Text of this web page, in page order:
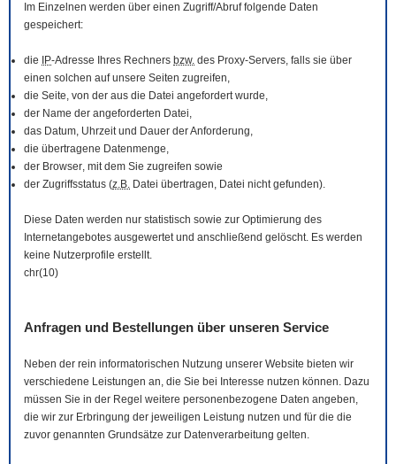
Im Einzelnen werden über einen Zugriff/Abruf folgende Daten
gespeichert:
die IP-Adresse Ihres Rechners bzw. des Proxy-Servers, falls sie über
einen solchen auf unsere Seiten zugreifen,
die Seite, von der aus die Datei angefordert wurde,
der Name der angeforderten Datei,
das Datum, Uhrzeit und Dauer der Anforderung,
die übertragene Datenmenge,
der Browser, mit dem Sie zugreifen sowie
der Zugriffsstatus (z.B. Datei übertragen, Datei nicht gefunden).
Diese Daten werden nur statistisch sowie zur Optimierung des
Internetangebotes ausgewertet und anschließend gelöscht. Es werden
keine Nutzerprofile erstellt.
chr(10)
Anfragen und Bestellungen über unseren Service
Neben der rein informatorischen Nutzung unserer Website bieten wir
verschiedene Leistungen an, die Sie bei Interesse nutzen können. Dazu
müssen Sie in der Regel weitere personenbezogene Daten angeben,
die wir zur Erbringung der jeweiligen Leistung nutzen und für die die
zuvor genannten Grundsätze zur Datenverarbeitung gelten.